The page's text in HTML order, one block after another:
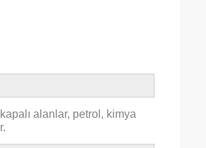
alanlar, petrol, kimya